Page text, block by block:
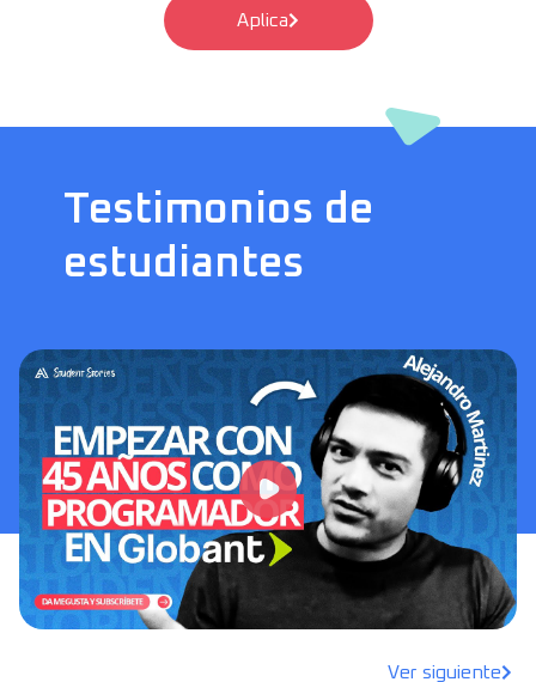
Aplica
Testimonios de
estudiantes
Ver siguiente